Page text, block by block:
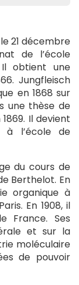
21 décembre
de l’école
obtient une
Jungfleisch
en 1868 sur
une thèse de
Il devient
à l’école de
du cours de
Berthelot. En
organique à
En 1908, il
France. Ses
et sur la
moléculaire
de pouvoir